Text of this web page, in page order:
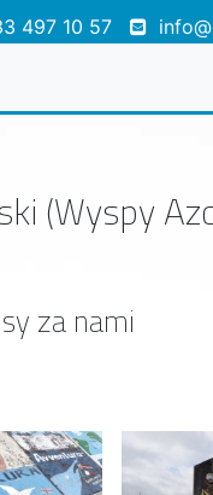
497 10 57
(Wyspy
za nami